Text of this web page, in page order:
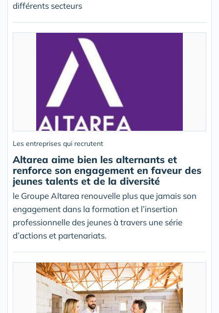
différents secteurs
Les entreprises qui recrutent
Altarea aime bien les alternants et
renforce son engagement en faveur des
jeunes talents et de la diversité
le Groupe Altarea renouvelle plus que jamais son
engagement dans la formation et l’insertion
professionnelle des jeunes à travers une série
d’actions et partenariats.